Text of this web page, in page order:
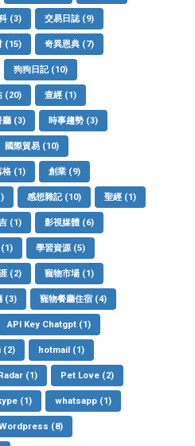
(3) 交易日誌 (9)
(15) 奇異恩典 (7)
狗狗日記 (10)
(20) 查經 (1)
廳 (3) 時事趨勢 (3)
國際貿易 (10)
格 (1) 創業 (9)
感想雜記 (10) 聖經 (1)
(1) 影視媒體 (6)
(1) 學習資源 (5)
(2) 寵物市場 (1)
(3) 寵物餐廳住宿 (4)
API Key Chatgpt (1)
(2) hotmail (1)
(1) Pet Love (2)
(1) whatsapp (1)
(8)